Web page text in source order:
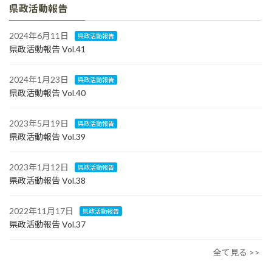
県政活動報告
2024年6月11日 県政活動報告
県政活動報告 Vol.41
2024年1月23日 県政活動報告
県政活動報告 Vol.40
2023年5月19日 県政活動報告
県政活動報告 Vol.39
2023年1月12日 県政活動報告
県政活動報告 Vol.38
2022年11月17日 県政活動報告
県政活動報告 Vol.37
全て見る >>